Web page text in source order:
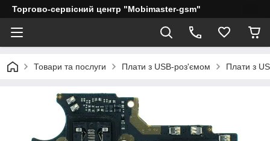
Торгово-сервісний центр "Mobimaster-gsm"
Товари та послуги Плати з USB-роз'ємом Плати з